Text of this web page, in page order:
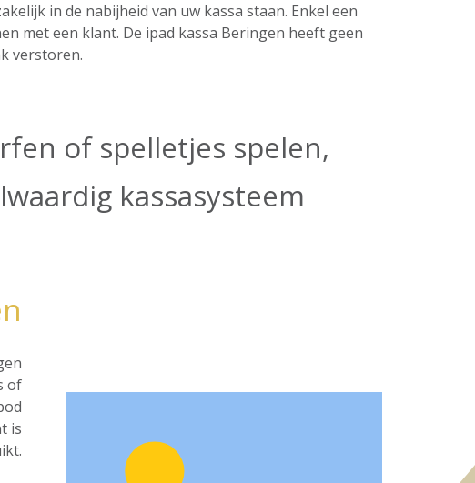
in de nabijheid van uw kassa staan. Enkel een
met een klant. De ipad kassa Beringen heeft geen
verstoren.
of spelletjes spelen,
kassasysteem
of
is